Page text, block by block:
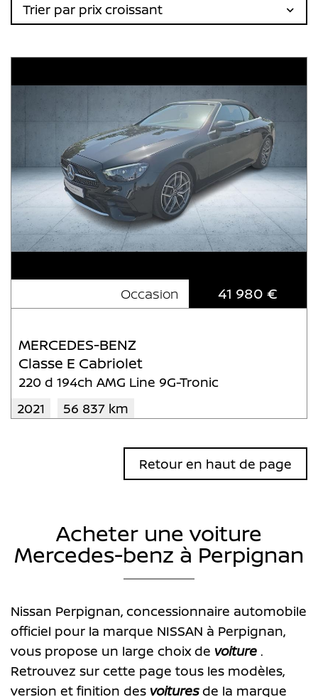
Trier par prix croissant
Occasion 41 980 €
MERCEDES-BENZ
Classe E Cabriolet
220 d 194ch AMG Line 9G-Tronic
2021
56 837 km
Retour en haut de page
Acheter une voiture
Mercedes-benz à Perpignan
Nissan Perpignan, concessionnaire automobile
officiel pour la marque NISSAN à Perpignan,
vous propose un large choix de voiture .
Retrouvez sur cette page tous les modèles,
version et finition des voituresde la marque